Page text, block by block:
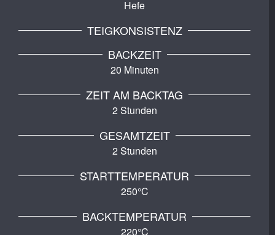
Hefe
TEIGKONSISTENZ
BACKZEIT
20 Minuten
ZEIT AM BACKTAG
2 Stunden
GESAMTZEIT
2 Stunden
STARTTEMPERATUR
250°C
BACKTEMPERATUR
220°C